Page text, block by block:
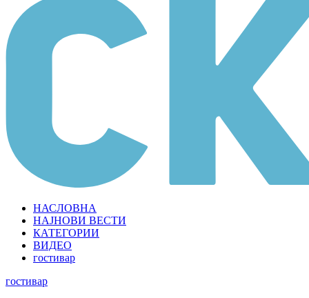
НАСЛОВНА
НАЈНОВИ ВЕСТИ
КАТЕГОРИИ
ВИДЕО
гостивар
гостивар